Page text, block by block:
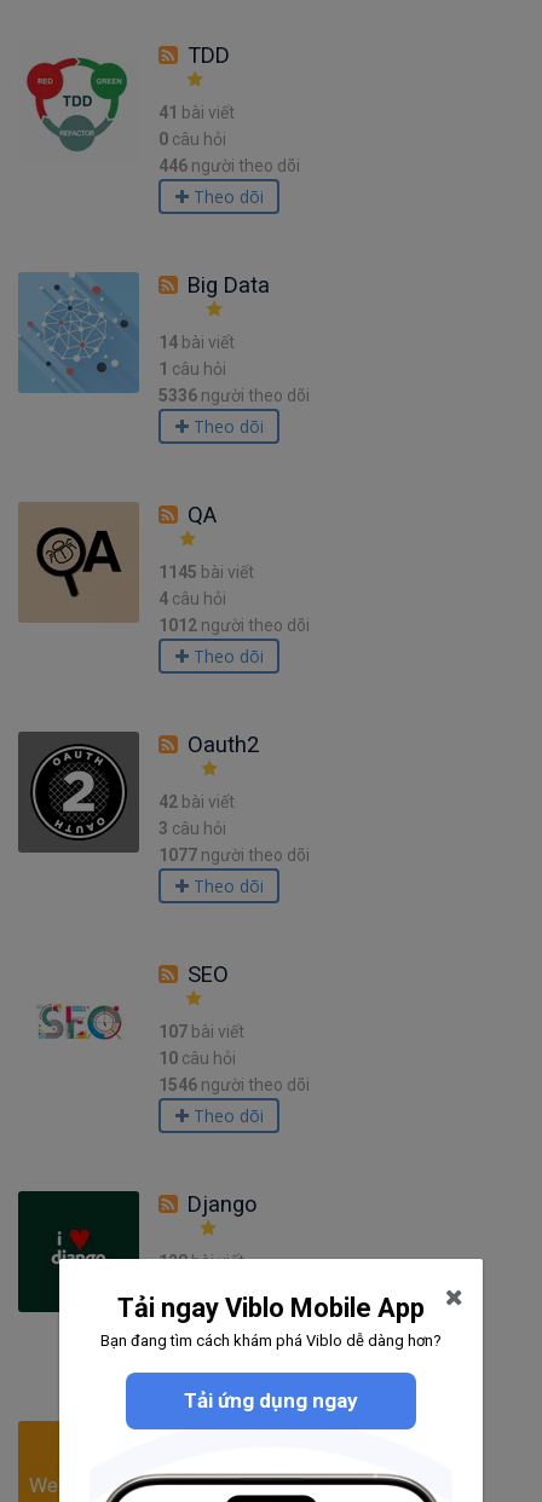
TDD
41 bài viết
0 câu hỏi
446 người theo dõi
Theo dõi
Big Data
14 bài viết
1 câu hỏi
5336 người theo dõi
Theo dõi
QA
1145 bài viết
4 câu hỏi
1012 người theo dõi
Theo dõi
Oauth2
42 bài viết
3 câu hỏi
1077 người theo dõi
Theo dõi
SEO
107 bài viết
10 câu hỏi
1546 người theo dõi
Theo dõi
Django
128bài viết
1503người theo dõi
Theo dõi
WebSocket
49bài viết
Tải ngay Viblo Mobile App
Bạn đang tìm cách khám phá Viblo dễ dàng hơn?
Tải ứng dụng ngay